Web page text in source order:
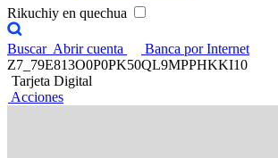
Rikuchiy en quechua
Buscar Abrir cuenta
Banca por Internet
Z7_79E813O0P0PK50QL9MPPHKKI10
Tarjeta Digital
Acciones